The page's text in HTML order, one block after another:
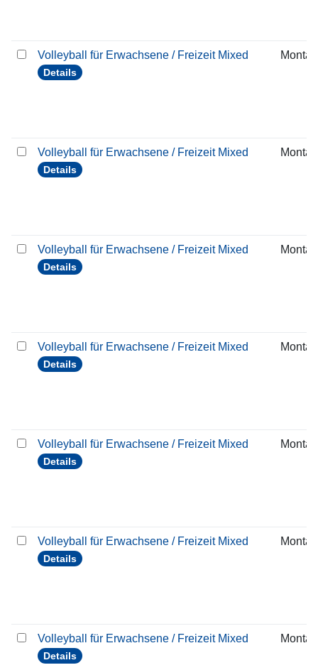
Volleyball für Erwachsene / Freizeit Mixed
Details
Montag
Volleyball für Erwachsene / Freizeit Mixed
Details
Montag
Volleyball für Erwachsene / Freizeit Mixed
Details
Montag
Volleyball für Erwachsene / Freizeit Mixed
Details
Montag
Volleyball für Erwachsene / Freizeit Mixed
Details
Montag
Volleyball für Erwachsene / Freizeit Mixed
Details
Montag
Volleyball für Erwachsene / Freizeit Mixed
Details
Montag